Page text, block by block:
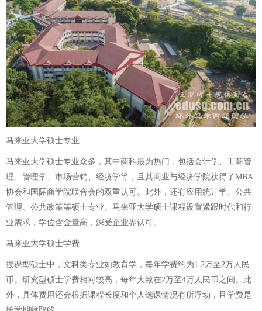
马来亚大学硕士专业
马来亚大学硕士专业众多，其中商科最为热门，包括会计学、工商管
理、管理学、市场营销、经济学等，且其商业与经济学院获得了MBA
协会和国际商学院联合会的双重认可。此外，还有应用统计学、公共
管理、公共政策等硕士专业。马来亚大学硕士课程设置紧跟时代和行
业需求，学位含金量高，深受企业界认可。
马来亚大学硕士学费
授课型硕士中，文科类专业如教育学，每年学费约为1.2万至2万人民
币。研究型硕士学费相对较高，每年大致在2万至4万人民币之间。此
外，具体费用还会根据课程长度和个人选课情况有所浮动，且学费是